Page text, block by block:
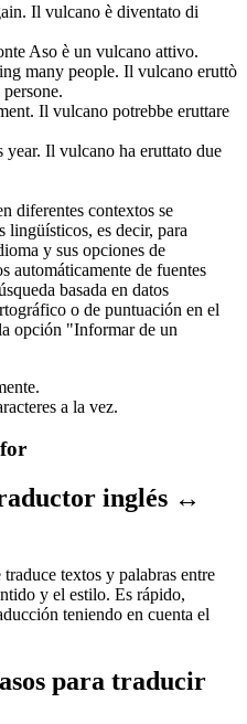
Il vulcano è diventato di
Aso è un vulcano attivo.
many people. Il vulcano eruttò
Il vulcano potrebbe eruttare
year. Il vulcano ha eruttato due
diferentes contextos se
lingüísticos, es decir, para
y sus opciones de
automáticamente de fuentes
basada en datos
o de puntuación en el
opción "Informar de un
a la vez.
inglés ↔
textos y palabras entre
y el estilo. Es rápido,
teniendo en cuenta el
para traducir